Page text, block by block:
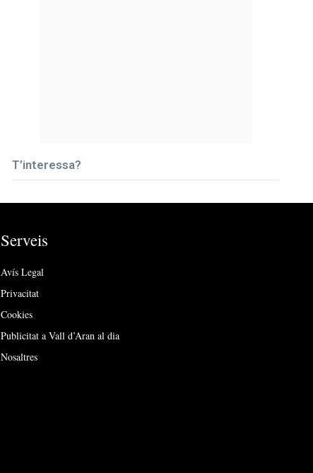
T’interessa?
Serveis
Avís Legal
Privacitat
Cookies
Publicitat a Vall d’Aran al dia
Nosaltres